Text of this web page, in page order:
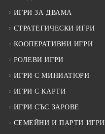
ИГРИ ЗА ДВАМА
СТРАТЕГИЧЕСКИ ИГРИ
КООПЕРАТИВНИ ИГРИ
РОЛЕВИ ИГРИ
ИГРИ С МИНИАТЮРИ
ИГРИ С КАРТИ
ИГРИ СЪС ЗАРОВЕ
СЕМЕЙНИ И ПАРТИ ИГРИ